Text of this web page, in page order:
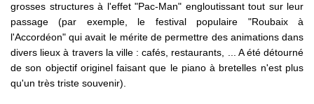
grosses structures à l'effet "Pac-Man" engloutissant tout sur leur
passage (par exemple, le festival populaire "Roubaix à
l'Accordéon" qui avait le mérite de permettre des animations dans
divers lieux à travers la ville : cafés, restaurants, ... A été détourné
de son objectif originel faisant que le piano à bretelles n'est plus
qu'un très triste souvenir).